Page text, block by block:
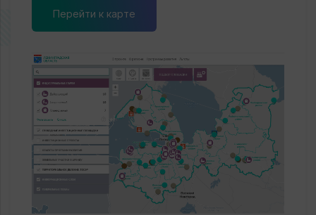
Перейти к карте